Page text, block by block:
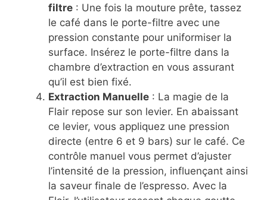
filtre : Une fois la mouture prête, tassez
le café dans le porte-filtre avec une
pression constante pour uniformiser la
surface. Insérez le porte-filtre dans la
chambre d’extraction en vous assurant
qu’il est bien fixé.
Extraction Manuelle : La magie de la
Flair repose sur son levier. En abaissant
ce levier, vous appliquez une pression
directe (entre 6 et 9 bars) sur le café. Ce
contrôle manuel vous permet d’ajuster
l’intensité de la pression, influençant ainsi
la saveur finale de l’espresso. Avec la